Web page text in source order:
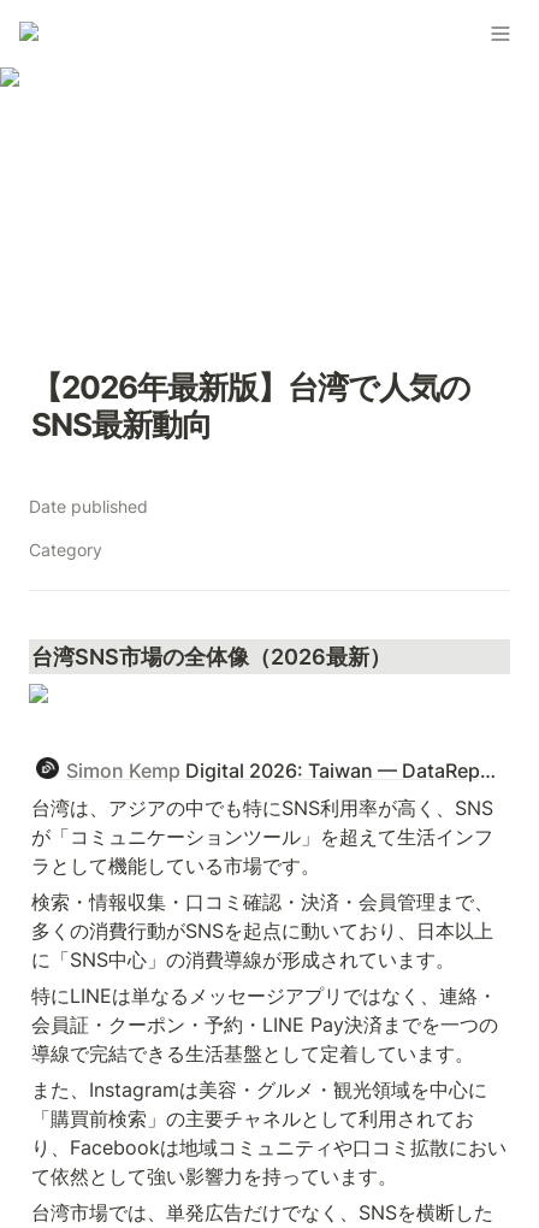
【2026年最新版】台湾で人気の
SNS最新動向
Date published
Category
台湾SNS市場の全体像（2026最新）
Simon Kemp Digital 2026: Taiwan — DataReportal – Global Digital Insights
台湾は、アジアの中でも特にSNS利用率が高く、SNS
が「コミュニケーションツール」を超えて生活インフ
ラとして機能している市場です。
検索・情報収集・口コミ確認・決済・会員管理まで、
多くの消費行動がSNSを起点に動いており、日本以上
に「SNS中心」の消費導線が形成されています。
特にLINEは単なるメッセージアプリではなく、連絡・
会員証・クーポン・予約・LINE Pay決済までを一つの
導線で完結できる生活基盤として定着しています。
また、Instagramは美容・グルメ・観光領域を中心に
「購買前検索」の主要チャネルとして利用されてお
り、Facebookは地域コミュニティや口コミ拡散におい
て依然として強い影響力を持っています。
台湾市場では、単発広告だけでなく、SNSを横断した